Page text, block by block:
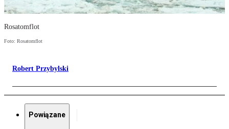
Rosatomflot
Foto: Rosatomflot
Robert Przybylski
Powiązane